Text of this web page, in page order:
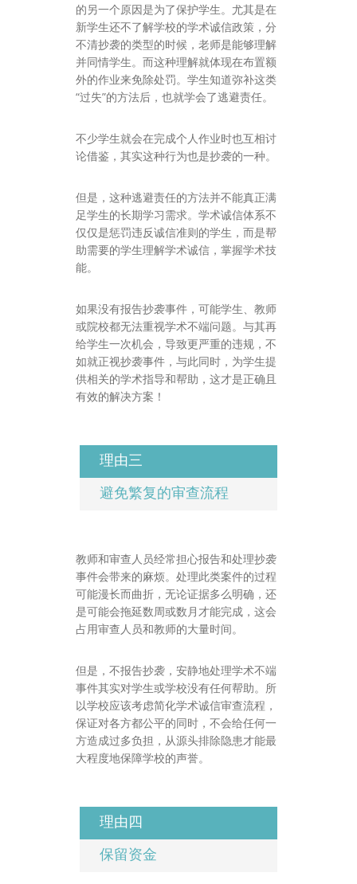
的另一个原因是为了保护学生。尤其是在
新学生还不了解学校的学术诚信政策，分
不清抄袭的类型的时候，老师是能够理解
并同情学生。而这种理解就体现在布置额
外的作业来免除处罚。学生知道弥补这类
“过失”的方法后，也就学会了逃避责任。
不少学生就会在完成个人作业时也互相讨
论借鉴，其实这种行为也是抄袭的一种。
但是，这种逃避责任的方法并不能真正满
足学生的长期学习需求。学术诚信体系不
仅仅是惩罚违反诚信准则的学生，而是帮
助需要的学生理解学术诚信，掌握学术技
能。
如果没有报告抄袭事件，可能学生、教师
或院校都无法重视学术不端问题。与其再
给学生一次机会，导致更严重的违规，不
如就正视抄袭事件，与此同时，为学生提
供相关的学术指导和帮助，这才是正确且
有效的解决方案！
理由三
避免繁复的审查流程
教师和审查人员经常担心报告和处理抄袭
事件会带来的麻烦。处理此类案件的过程
可能漫长而曲折，无论证据多么明确，还
是可能会拖延数周或数月才能完成，这会
占用审查人员和教师的大量时间。
但是，不报告抄袭，安静地处理学术不端
事件其实对学生或学校没有任何帮助。所
以学校应该考虑简化学术诚信审查流程，
保证对各方都公平的同时，不会给任何一
方造成过多负担，从源头排除隐患才能最
大程度地保障学校的声誉。
理由四
保留资金